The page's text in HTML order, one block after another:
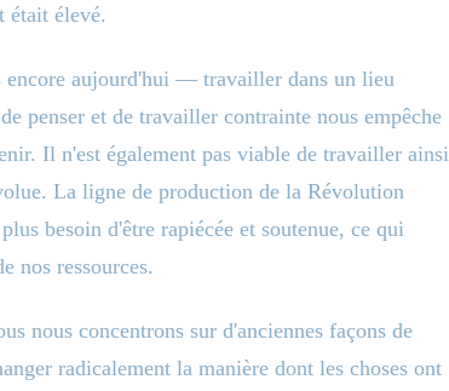
était élevé.
encore aujourd'hui — travailler dans un lieu
penser et de travailler contrainte nous empêche
Il n'est également pas viable de travailler ainsi
La ligne de production de la Révolution
besoin d'être rapiécée et soutenue, ce qui
nos ressources.
nous concentrons sur d'anciennes façons de
radicalement la manière dont les choses ont